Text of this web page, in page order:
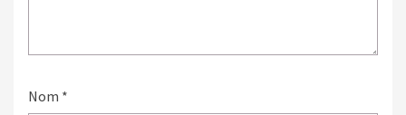
Nom *